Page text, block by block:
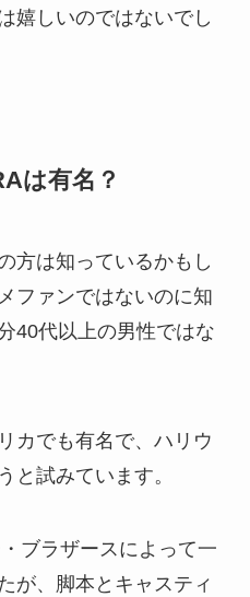
嬉しいのではないでし
は有名？
方は知っているかもし
ファンではないのに知
40代以上の男性ではな
カでも有名で、ハリウ
と試みています。
ブラザースによって一
が、脚本とキャスティ